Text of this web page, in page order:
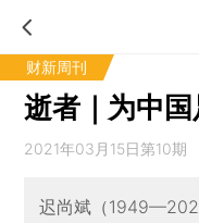
财新周刊
逝者｜为中
2021年03月15日第10期
迟尚斌（